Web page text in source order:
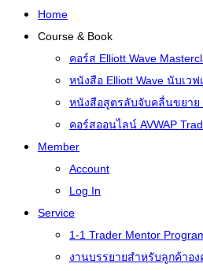
Home
Course & Book
คอร์ส Elliott Wave
หนังสือ Elliott Wave นับเว
หนังสือสูตรลับจับคลื่นขยาย
คอร์สออนไลน์ AVWAP
Member
Account
Log In
Service
1-1 Trader Mentor
งานบรรยายสำหรับลูกค้าอง